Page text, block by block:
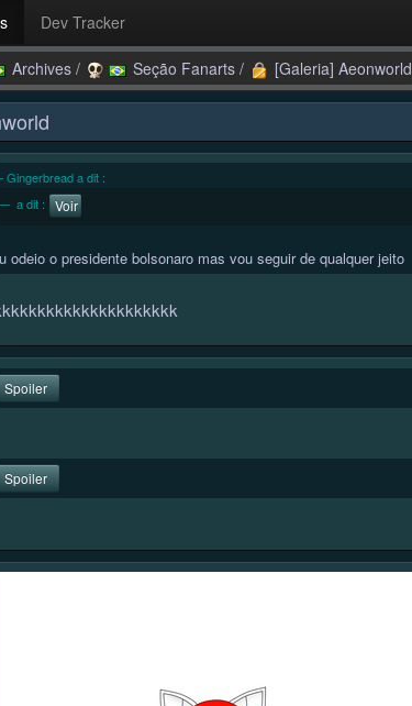
Dev Tracker
Archives / Seção Fanarts / [Galeria] Aeonworld
Gingerbread a dit :
a dit :
Voir
odeio o presidente bolsonaro mas vou seguir de qualquer jeito
Spoiler
Spoiler